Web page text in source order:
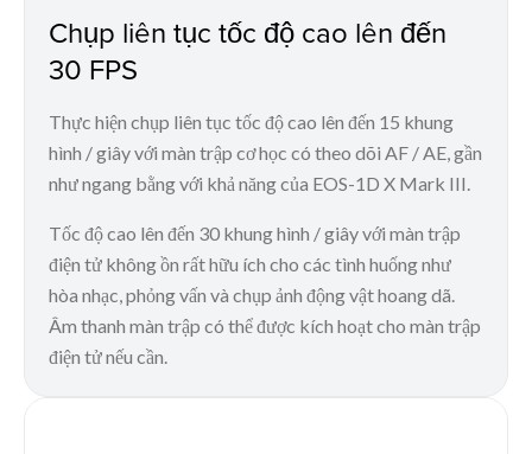
Chụp liên tục tốc độ cao lên đến
30 FPS
Thực hiện chụp liên tục tốc độ cao lên đến 15 khung
hình / giây với màn trập cơ học có theo dõi AF / AE, gần
như ngang bằng với khả năng của EOS-1D X Mark III.
Tốc độ cao lên đến 30 khung hình / giây với màn trập
điện tử không ồn rất hữu ích cho các tình huống như
hòa nhạc, phỏng vấn và chụp ảnh động vật hoang dã.
Âm thanh màn trập có thể được kích hoạt cho màn trập
điện tử nếu cần.